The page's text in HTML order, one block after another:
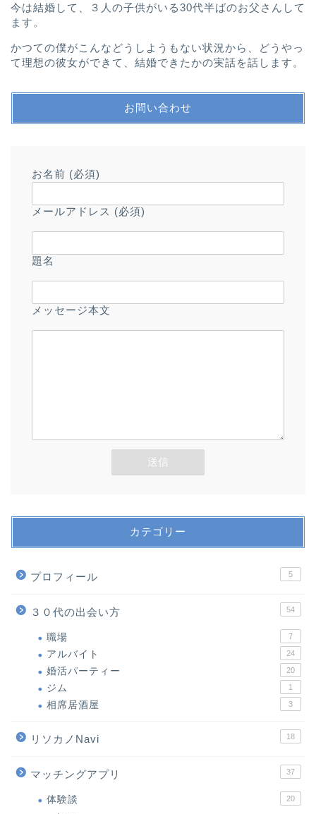
今は結婚して、３人の子供がいる30代半ばのお父さんして
ます。
かつての僕がこんなどうしようもない状況から、
どうやっ
て理想の彼女ができて、結婚できたかの実話を話します。
お問い合わせ
お名前 (必須)
メールアドレス (必須)
題名
メッセージ本文
カテゴリー
プロフィール 5
３０代の出会い方 54
職場 7
アルバイト 24
婚活パーティー 20
ジム 1
相席居酒屋 3
リソカノNavi 18
マッチングアプリ 37
体験談 20